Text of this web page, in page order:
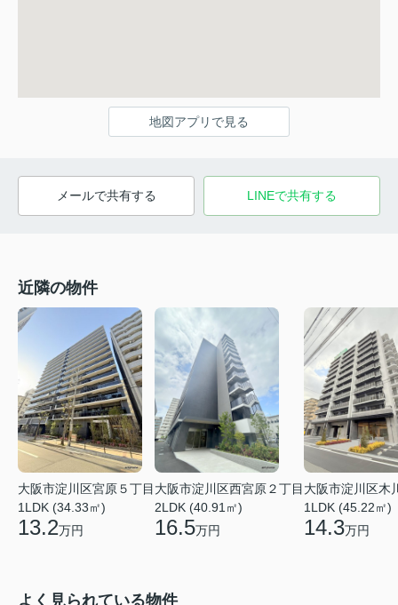
地図アプリで見る
メールで共有する LINEで共有する
近隣の物件
大阪市淀川区宮原５丁目
1LDK (34.33㎡)
13.2万円
大阪市淀川区西宮原２丁目
2LDK (40.91㎡)
16.5万円
大阪市淀川区木
1LDK (45.22㎡)
14.3万円
よく見られている物件